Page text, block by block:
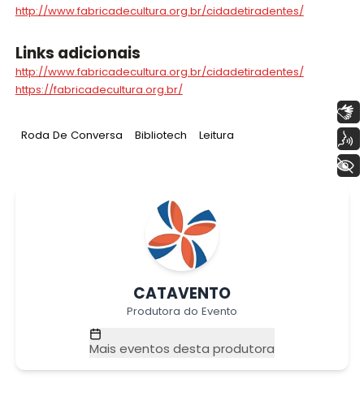
Tiradentes
http://www.fabricadecultura.org.br/cidadetiradentes/
Links adicionais
http://www.fabricadecultura.org.br/cidadetiradentes/
https://fabricadecultura.org.br/
Tag:
Roda De Conversa Tag:
Bibliotech Tag:
Leitura
CATAVENTO
Produtora do Evento
Mais eventos desta produtora